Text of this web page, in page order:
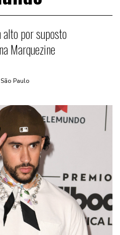
por suposto
Marquezine
São Paulo